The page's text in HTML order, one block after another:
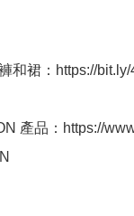
和裙：https://bit.ly/
產品：https://